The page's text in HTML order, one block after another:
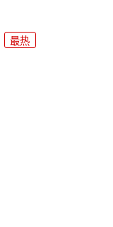
最热